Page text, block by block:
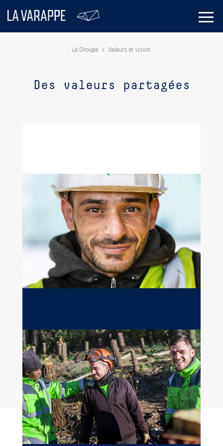
Le Groupe Valeurs et vision
Des valeurs partagées